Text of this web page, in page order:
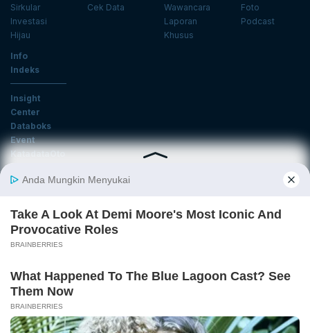
Sirkular
Investasi
Hijau
Cek Data
Wawancara
Laporan
Khusus
Foto
Podcast
Info
Indeks
Insight
Center
Databoks
Event
KatadataOto
Email
Daftar
Tentang Katadata
Kebijakan Privasi
Disclaimer Hubungi Kami